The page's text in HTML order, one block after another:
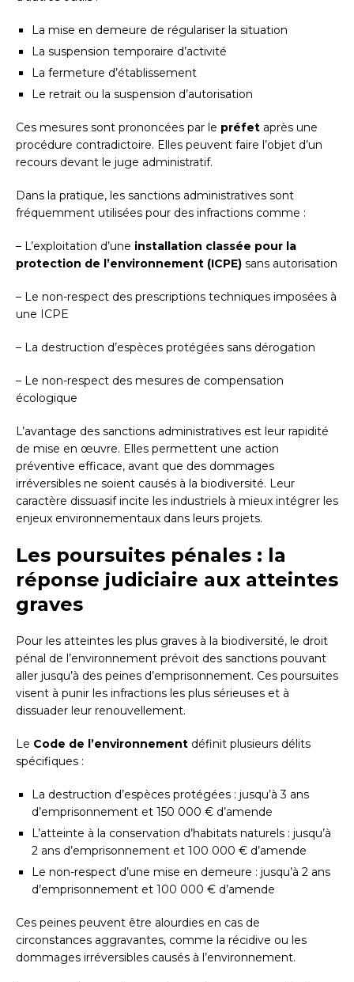
La mise en demeure de régulariser la situation
La suspension temporaire d’activité
La fermeture d’établissement
Le retrait ou la suspension d’autorisation
Ces mesures sont prononcées par le préfet après une
procédure contradictoire. Elles peuvent faire l’objet d’un
recours devant le juge administratif.
Dans la pratique, les sanctions administratives sont
fréquemment utilisées pour des infractions comme :
– L’exploitation d’une installation classée pour la
protection de l’environnement (ICPE) sans autorisation
– Le non-respect des prescriptions techniques imposées à
une ICPE
– La destruction d’espèces protégées sans dérogation
– Le non-respect des mesures de compensation
écologique
L’avantage des sanctions administratives est leur rapidité
de mise en œuvre. Elles permettent une action
préventive efficace, avant que des dommages
irréversibles ne soient causés à la biodiversité. Leur
caractère dissuasif incite les industriels à mieux intégrer les
enjeux environnementaux dans leurs projets.
Les poursuites pénales : la
réponse judiciaire aux atteintes
graves
Pour les atteintes les plus graves à la biodiversité, le droit
pénal de l’environnement prévoit des sanctions pouvant
aller jusqu’à des peines d’emprisonnement. Ces poursuites
visent à punir les infractions les plus sérieuses et à
dissuader leur renouvellement.
Le Code de l’environnement définit plusieurs délits
spécifiques :
La destruction d’espèces protégées : jusqu’à 3 ans
d’emprisonnement et 150 000 € d’amende
L’atteinte à la conservation d’habitats naturels : jusqu’à
2 ans d’emprisonnement et 100 000 € d’amende
Le non-respect d’une mise en demeure : jusqu’à 2 ans
d’emprisonnement et 100 000 € d’amende
Ces peines peuvent être alourdies en cas de
circonstances aggravantes, comme la récidive ou les
dommages irréversibles causés à l’environnement.